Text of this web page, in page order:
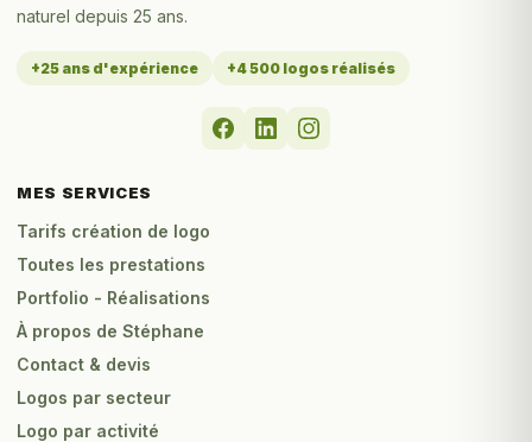
naturel depuis 25 ans.
+25 ans d'expérience +4 500 logos réalisés
MES SERVICES
Tarifs création de logo
Toutes les prestations
Portfolio - Réalisations
À propos de Stéphane
Contact & devis
Logos par secteur
Logo par activité